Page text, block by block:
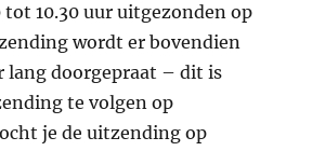
10.30 uur uitgezonden op
wordt er bovendien
lang doorgepraat – dit is
te volgen op
je de uitzending op